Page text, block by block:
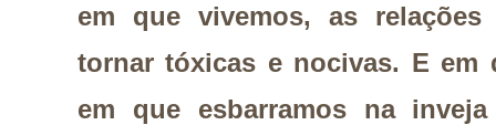
em que vivemos, as
tornar tóxicas e nocivas. E em
em que esbarramos na